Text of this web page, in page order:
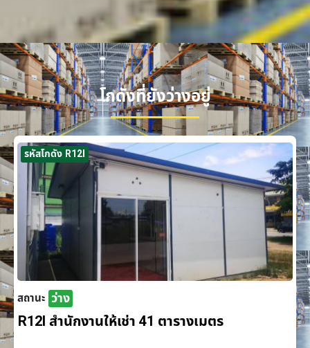
โกดังที่ยังว่างอยู่
รหัสโกดัง R12I
สถานะ ว่าง
R12I สำนักงานให้เช่า 41 ตารางเมตร